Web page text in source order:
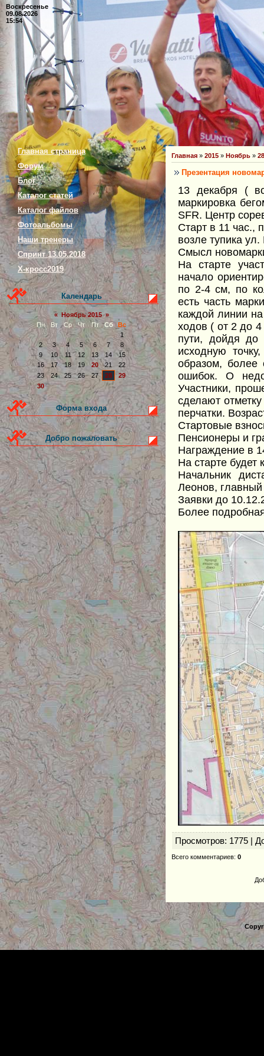
Воскресенье
09.08.2026
15:54
Главная страница
Форум
Блог
Каталог статей
Каталог файлов
Фотоальбомы
Наши тренеры
Спринт 13.05.2018
Х-кросс2019
Календарь
« Ноябрь 2015 »
Пн
Вт Ср Чт Пт Сб
Вс
1
2
3 4 5 6 7
8
9
10 11 12 13 14
15
16
17 18 19 20 21
22
23
24 25 26 27 28
29
30
Форма входа
Добро пожаловать
Главная » 2015 » Ноябрь » 28
Презентация
13 декабря (
маркировка
SFR. Центр
Старт в 11 час.,
возле тупика
Смысл
На старте
начало
по 2-4 см, по
есть часть
каждой линии
ходов ( от 2 до
пути, дойдя до
исходную
образом, более
ошибок. О
Участники,
сделают
перчатки.
Стартовые
Пенсионеры и
Награждение в
На старте будет
Начальник
Леонов,
Заявки до
Более
Просмотров: 1775 |
Всего комментариев: 0